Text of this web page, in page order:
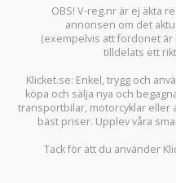
OBS! V-reg.nr är ej äkta
annonsen om det
(exempelvis att fordonet
tilldelats ett
Klicket.se: Enkel, trygg och
köpa och sälja nya och
transportbilar, motorcyklar eller
bäst priser. Upplev våra
Tack för att du använder